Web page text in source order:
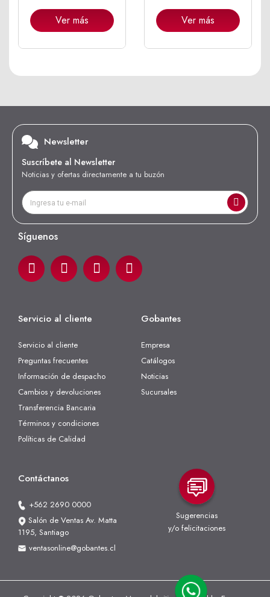
Ver más Ver más
Newsletter
Suscríbete al Newsletter
Noticias y ofertas directamente a tu buzón
Síguenos
Servicio al cliente
Servicio al cliente
Preguntas frecuentes
Información de despacho
Cambios y devoluciones
Transferencia Bancaria
Términos y condiciones
Políticas de Calidad
Gobantes
Empresa
Catálogos
Noticias
Sucursales
Contáctanos
+562 2690 0000
Salón de Ventas Av. Matta
1195, Santiago
ventasonline@gobantes.cl
Sugerencias
y/o felicitaciones